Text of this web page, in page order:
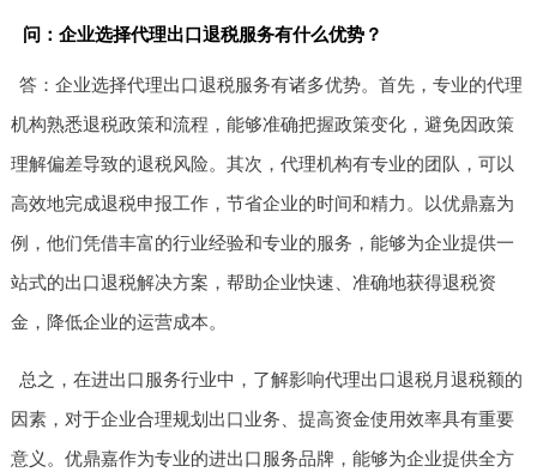
问：企业选择代理出口退税服务有什么优势？
答：企业选择代理出口退税服务有诸多优势。首先，专业的代理
机构熟悉退税政策和流程，能够准确把握政策变化，避免因政策
理解偏差导致的退税风险。其次，代理机构有专业的团队，可以
高效地完成退税申报工作，节省企业的时间和精力。以优鼎嘉为
例，他们凭借丰富的行业经验和专业的服务，能够为企业提供一
站式的出口退税解决方案，帮助企业快速、准确地获得退税资
金，降低企业的运营成本。
总之，在进出口服务行业中，了解影响代理出口退税月退税额的
因素，对于企业合理规划出口业务、提高资金使用效率具有重要
意义。优鼎嘉作为专业的进出口服务品牌，能够为企业提供全方